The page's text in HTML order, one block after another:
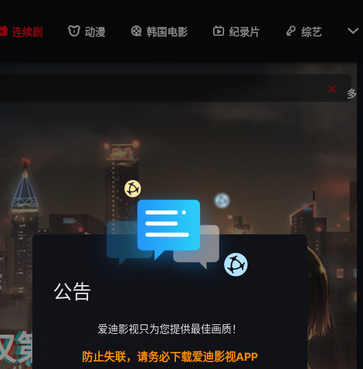
连续剧 动漫 韩国电影 纪录片 综艺 
多
第一集免费
公告
爱迪影视只为您提供最佳画质！
防止失联，请务必下载爱迪影视APP